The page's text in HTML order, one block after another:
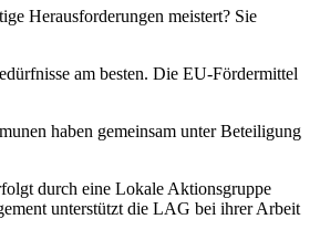
Herausforderungen meistert? Sie
am besten. Die EU-Fördermittel
haben gemeinsam unter Beteiligung
durch eine Lokale Aktionsgruppe
unterstützt die LAG bei ihrer Arbeit